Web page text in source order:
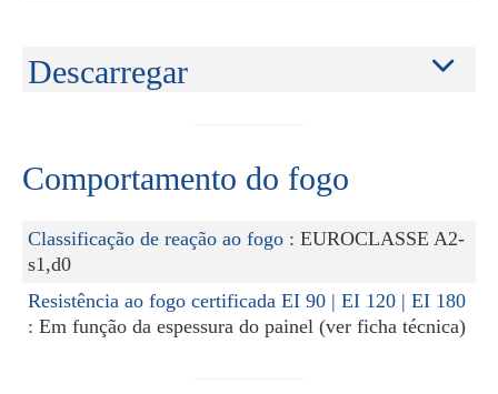
Descarregar
Comportamento do fogo
Classificação de reação ao fogo : EUROCLASSE A2-
s1,d0
Resistência ao fogo certificada EI 90 | EI 120 | EI 180
: Em função da espessura do painel (ver ficha técnica)